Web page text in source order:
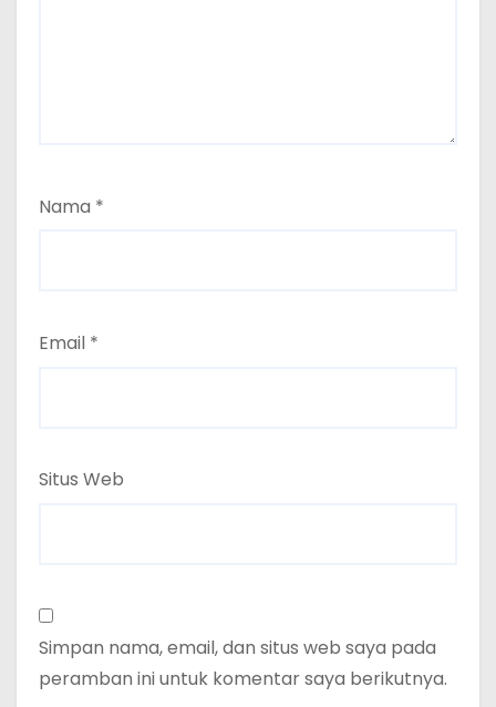
Nama *
Email *
Situs Web
Simpan nama, email, dan situs web saya pada
peramban ini untuk komentar saya berikutnya.